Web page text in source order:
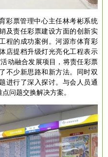
彩票管理中心主任林考彬系统
及责任彩票建设方面的创新实
程的成功案例。河源市体育彩
店提档升级灯光亮化工程表示
活动融合发展项目，将责任彩票
不少新思路和新方法。同时双
进行了深入探讨。与会人员通
问题交换解决方案。